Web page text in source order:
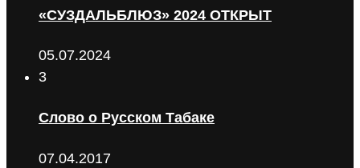
«СУЗДАЛЬБЛЮЗ» 2024 ОТКРЫТ
05.07.2024
3
Слово о Русском Табаке
07.04.2017